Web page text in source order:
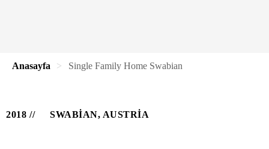
Anasayfa Single Family Home Swabian
2018 SWABIAN, AUSTRIA